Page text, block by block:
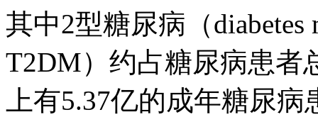
其中2型糖尿病（
T2DM）约占糖尿病患者
上有5.37亿的成年糖尿病